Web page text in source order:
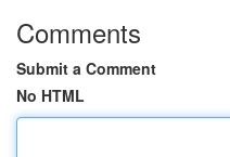
Comments
Submit a Comment
No HTML